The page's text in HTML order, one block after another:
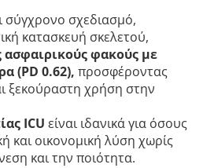
σύγχρονο σχεδιασμό,
κατασκευή σκελετού,
ασφαιρικούς φακούς με
(PD 0.62), προσφέροντας
ξεκούραστη χρήση στην
ICU είναι ιδανικά για όσους
και οικονομική λύση χωρίς
και την ποιότητα.